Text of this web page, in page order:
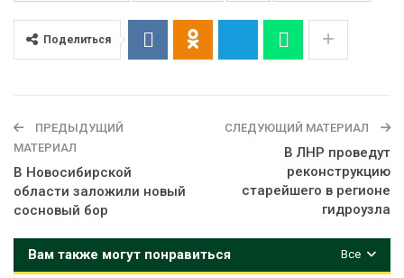
Поделиться
ПРЕДЫДУЩИЙ
МАТЕРИАЛ
В Новосибирской
области заложили новый
сосновый бор
СЛЕДУЮЩИЙ МАТЕРИАЛ
В ЛНР проведут
реконструкцию
старейшего в регионе
гидроузла
Все
Вам также могут понравиться